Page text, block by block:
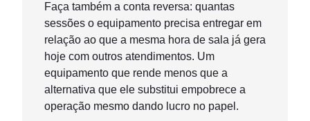
Faça também a conta reversa: quantas
sessões o equipamento precisa entregar em
relação ao que a mesma hora de sala já gera
hoje com outros atendimentos. Um
equipamento que rende menos que a
alternativa que ele substitui empobrece a
operação mesmo dando lucro no papel.